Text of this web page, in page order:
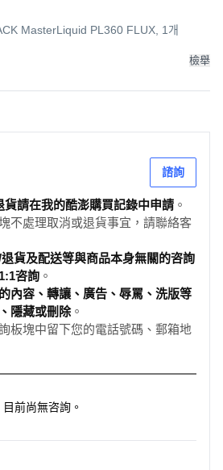
MasterLiquid PL360 FLUX, 1개
檢舉
諮詢
貨請在我的酷澎購買記錄中申請 。
不處理取消或退貨事宜，請聯絡客
貨及配送等與商品本身無關的咨詢
咨詢 。
內容、轉讓、廣告、辱罵、洗版等
隱藏或刪除。
板塊中留下您的電話號碼、郵箱地
目前尚無咨詢。